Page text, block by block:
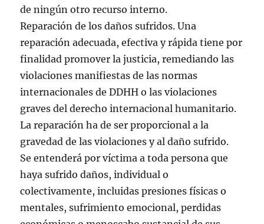
de ningún otro recurso interno.
Reparación de los daños sufridos. Una
reparación adecuada, efectiva y rápida tiene por
finalidad promover la justicia, remediando las
violaciones manifiestas de las normas
internacionales de DDHH o las violaciones
graves del derecho internacional humanitario.
La reparación ha de ser proporcional a la
gravedad de las violaciones y al daño sufrido.
Se entenderá por víctima a toda persona que
haya sufrido daños, individual o
colectivamente, incluidas presiones físicas o
mentales, sufrimiento emocional, perdidas